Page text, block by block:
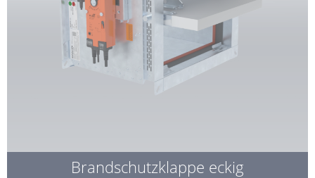
Brandschutzklappe eckig